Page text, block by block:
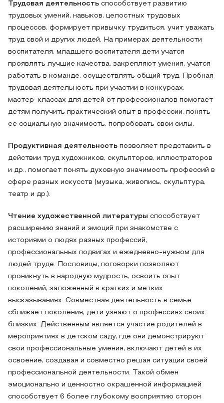
Трудовая деятельность способствует развитию
трудовых умений, навыков, целостных трудовых
процессов, формирует привычку трудиться, учит уважать
труд свой и других людей. На примерах деятельности
воспитателя, младшего воспитателя дети учатся
проявлять лучшие качества, закрепляют умения, учатся
работать в команде, осуществлять общий труд. Пробная
трудовая деятельность при участии в конкурсах,
мастер-классах для детей от профессионалов помогает
детям получить практический опыт в профессии, понять
ее социальную значимость, попробовать свои силы.
Продуктивная деятельность позволяет представить в
действии труд художников, скульпторов, иллюстраторов
и др., помогает понять духовную значимость профессий в
сфере разных искусств (музыка, живопись, скульптура,
театр и др.).
Чтение художественной литературы способствует
расширению знаний и эмоций при знакомстве с
историями о людях разных профессий,
профессиональных подвигах и ежедневно-нужном для
людей труде. Пословицы, поговорки позволяют
проникнуть в народную мудрость, освоить опыт
поколений, заложенный в кратких и метких
высказываниях. Совместная деятельность в семье
сближает поколения, дети узнают о профессиях своих
близких. Действенным является участие родителей в
мероприятиях в детском саду, где они демонстрируют
свои профессиональные умения, включают детей в их
освоение, создавая и совместно решая ситуации своей
профессиональной деятельности. Такой обмен
эмоционально и ценностно окрашенной информацией
способствует 6 более глубокому восприятию сторон